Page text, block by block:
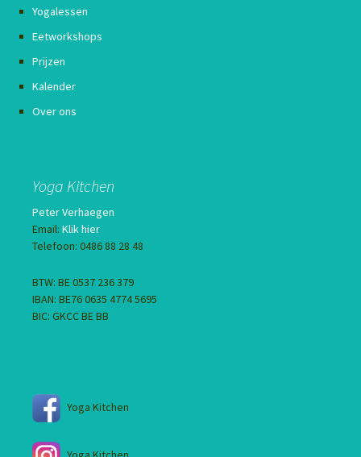
Yogalessen
Eetworkshops
Prijzen
Kalender
Over ons
Yoga Kitchen
Peter Verhaegen
Email: Klik hier
Telefoon: 0486 88 28 48
BTW: BE 0537 236 379
IBAN: BE76 0635 4774 5695
BIC: GKCC BE BB
Yoga Kitchen